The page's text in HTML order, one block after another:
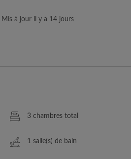
Mis à jour il y a 14 jours
3 chambres total
1 salle(s) de bain